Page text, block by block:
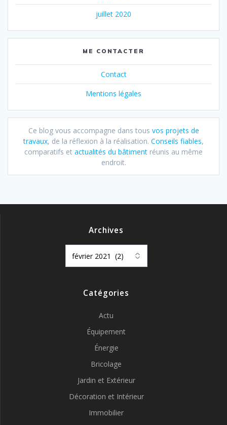
juillet 2020
ME CONTACTER
Contact
Mentions légales
Ce blog vous accompagne dans tous vos projets de
travaux, de la réflexion à la réalisation. Conseils fiables,
comparatifs et actualités du bâtiment réunis au même
endroit.
Archives
Catégories
Actu
Équipement
Énergie
Bricolage
Jardin et Extérieur
Décoration et Intérieur
Immobilier